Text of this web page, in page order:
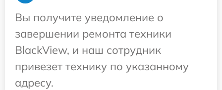
Вы получите уведомление о
завершении ремонта техники
BlackView, и наш сотрудник
привезет технику по указанному
адресу.